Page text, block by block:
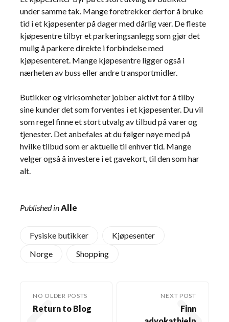
under samme tak. Mange foretrekker derfor å bruke
tid i et kjøpesenter på dager med dårlig vær. De fleste
kjøpesentre tilbyr et parkeringsanlegg som gjør det
mulig å parkere direkte i forbindelse med
kjøpesenteret. Mange kjøpesentre ligger også i
nærheten av buss eller andre transportmidler.
Butikker og virksomheter jobber aktivt for å tilby
sine kunder det som forventes i et kjøpesenter. Du vil
som regel finne et stort utvalg av tilbud på varer og
tjenester. Det anbefales at du følger nøye med på
hvilke tilbud som er aktuelle til enhver tid. Mange
velger også å investere i et gavekort, til den som har
alt.
Published inAlle
Fysiske butikker
Kjøpesenter
Norge
Shopping
NO OLDER POSTS
Return to Blog
NEXT POST
Finn